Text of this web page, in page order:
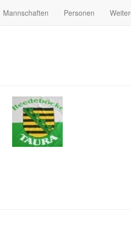
Mannschaften Personen